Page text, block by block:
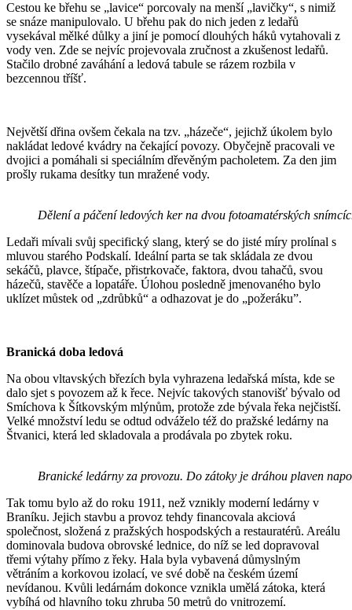
Cestou ke břehu se „lavice“ porcovaly na menší „lavičky“, s nimiž
se snáze manipulovalo. U břehu pak do nich jeden z ledařů
vysekával mělké důlky a jiní je pomocí dlouhých háků vytahovali z
vody ven. Zde se nejvíc projevovala zručnost a zkušenost ledařů.
Stačilo drobné zaváhání a ledová tabule se rázem rozbila v
bezcennou tříšť.
Největší dřina ovšem čekala na tzv. „házeče“, jejichž úkolem bylo
nakládat ledové kvádry na čekající povozy. Obyčejně pracovali ve
dvojici a pomáhali si speciálním dřevěným pacholetem. Za den jim
prošly rukama desítky tun mražené vody.
Dělení a páčení ledových ker na dvou fotoamatérských
Ledaři mívali svůj specifický slang, který se do jisté míry prolínal s
mluvou starého Podskalí. Ideální parta se tak skládala ze dvou
sekáčů, plavce, štípače, přistrkovače, faktora, dvou tahačů, svou
házečů, stavěče a lopatáře. Úlohou posledně jmenovaného bylo
uklízet můstek od „zdrůbků“ a odhazovat je do „požeráku”.
Branická doba ledová
Na obou vltavských březích byla vyhrazena ledařská místa, kde se
dalo sjet s povozem až k řece. Nejvíc takových stanovišť bývalo od
Smíchova k Šítkovským mlýnům, protože zde bývala řeka nejčistší.
Velké množství ledu se odtud odváželo též do pražské ledárny na
Štvanici, která led skladovala a prodávala po zbytek roku.
Branické ledárny za provozu. Do zátoky je dráhou plaven
Tak tomu bylo až do roku 1911, než vznikly moderní ledárny v
Braníku. Jejich stavbu a provoz tehdy financovala akciová
společnost, složená z pražských hospodských a restauratérů. Areálu
dominovala budova obrovské lednice, do níž se led dopravoval
třemi výtahy přímo z řeky. Hala byla vybavená důmyslným
větráním a korkovou izolací, ve své době na českém území
nevídanou. Kvůli ledárnám dokonce vznikla umělá zátoka, která
vybíhá od hlavního toku zhruba 50 metrů do vnitrozemí.